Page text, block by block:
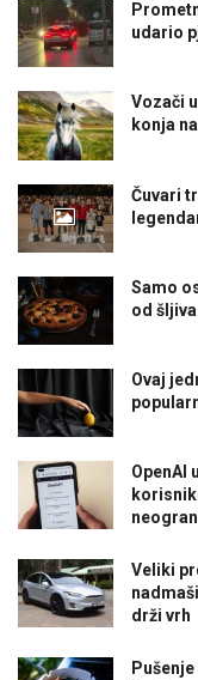
udario
Vozači
konja
Čuvari
Samo
od
Ovaj
OpenAI
Veliki
drži vrh